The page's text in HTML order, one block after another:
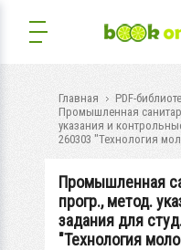
Главная
PDF-
Промышленная
указания и
260303 "Технология
Промышленная
прогр., метод.
задания для
"Технология